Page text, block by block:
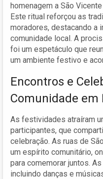
homenagem a São
Este ritual reforçou as
moradores, destacando a
comunidade local. A
foi um espetáculo que
um ambiente festivo e
Encontros e
Comunidade em
As festividades atraíram
participantes, que
celebração. As ruas de
um espírito comunitário,
para comemorar juntos.
incluindo danças e